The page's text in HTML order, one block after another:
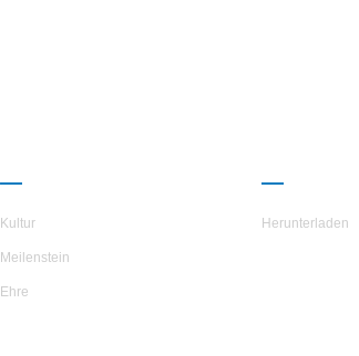
Kultur
Meilenstein
Ehre
Herunterladen